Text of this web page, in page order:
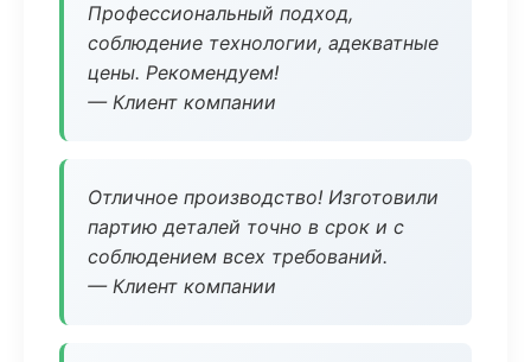
Профессиональный подход,
соблюдение технологии, адекватные
цены. Рекомендуем!
— Клиент компании
Отличное производство! Изготовили
партию деталей точно в срок и с
соблюдением всех требований.
— Клиент компании